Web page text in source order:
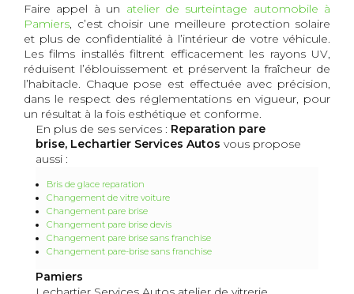
Faire appel à un atelier de surteintage automobile à
Pamiers, c’est choisir une meilleure protection solaire
et plus de confidentialité à l’intérieur de votre véhicule.
Les films installés filtrent efficacement les rayons UV,
réduisent l’éblouissement et préservent la fraîcheur de
l’habitacle. Chaque pose est effectuée avec précision,
dans le respect des réglementations en vigueur, pour
un résultat à la fois esthétique et conforme.
En plus de ses services : Reparation pare
brise, Lechartier Services Autos vous propose
aussi :
Bris de glace reparation
Changement de vitre voiture
Changement pare brise
Changement pare brise devis
Changement pare brise sans franchise
Changement pare-brise sans franchise
Pamiers